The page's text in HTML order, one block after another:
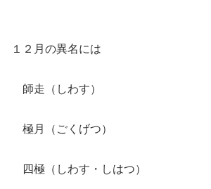
１２月の異名には
師走（しわす）
極月（ごくげつ）
四極（しわす・しはつ）